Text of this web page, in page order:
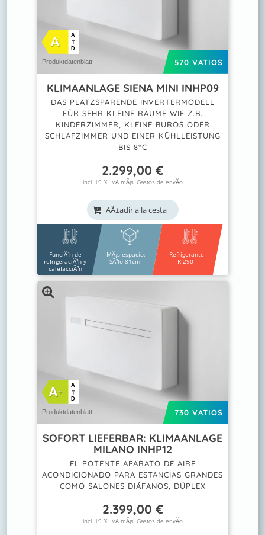
570 VATIOS
A A
D
Produktdatenblatt
KLIMAANLAGE SIENA MINI INHP09
DAS PLATZSPARENDE INVERTERMODELL
FÜR SEHR KLEINE RÄUME WIE Z.B.
KINDERZIMMER, KLEINE BÜROS ODER
SCHLAFZIMMER UND EINER KÜHLLEISTUNG
BIS 8°C
2.299,00 €
incl. 19 % IVA mÃ¡s. Gastos de envÃ­o
AÃ±adir a la cesta
FunciÃ³n de
refrigeraciÃ³n y
calefacciÃ³n
MÃ¡s espacio:
SÃ³lo 81cm
Refrigerante
R 290
730 VATIOS
A+
A
D
Produktdatenblatt
SOFORT LIEFERBAR: KLIMAANLAGE
MILANO INHP12
EL POTENTE APARATO DE AIRE
ACONDICIONADO PARA ESTANCIAS GRANDES
COMO SALONES DIÁFANOS, DÚPLEX
2.399,00 €
incl. 19 % IVA mÃ¡s. Gastos de envÃ­o